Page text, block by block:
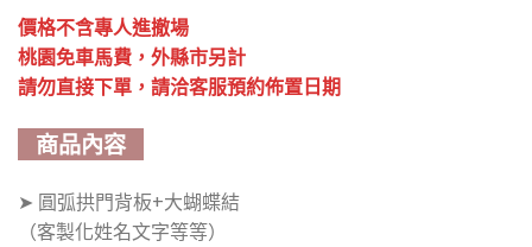
價格不含專人進撤場
桃園免車馬費，外縣市另計
請勿直接下單，請洽客服預約佈置日期
商品內容
➤ 圓弧拱門背板+大蝴蝶結
（客製化姓名文字等等）